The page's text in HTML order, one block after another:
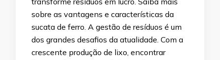
sobre as vantagens e características da
sucata de ferro. A gestão de resíduos é um
dos grandes desafios da atualidade. Com a
crescente produção de lixo, encontrar